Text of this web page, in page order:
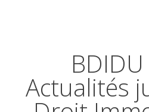
Actualités